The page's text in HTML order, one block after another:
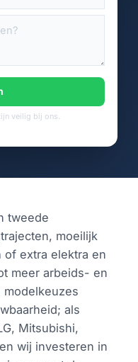
veilig bij ons.
tweede
moeilijk
of extra elektra en
meer arbeids- en
modelkeuzes
als
Mitsubishi,
wij investeren in